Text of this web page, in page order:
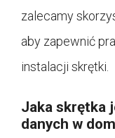
zalecamy
aby zapewnić
instalacji skrętki.
Jaka skrętka
danych w